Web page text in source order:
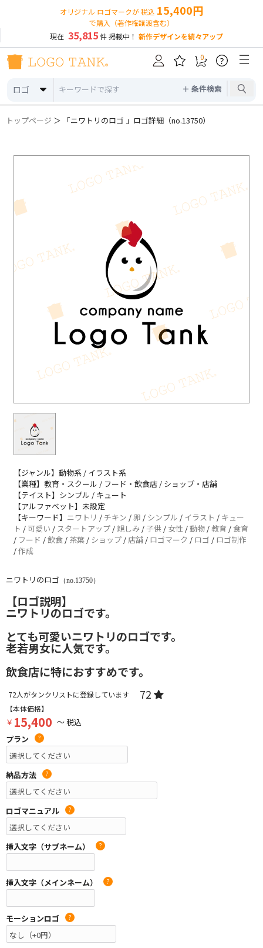
オリジナル ロゴマークが 税込 15,400円
で購入（著作権譲渡含む）
現在 35,815件 掲載中！ 新作デザインを続々アップ
ロゴ ＋ 条件検索
0 ?
トップページ ＞ 「ニワトリのロゴ 」ロゴ詳細（no.13750）
【ジャンル】動物系 / イラスト系
【業種】教育・スクール / フード・飲食店 / ショップ・店舗
【テイスト】シンプル / キュート
【アルファベット】未設定
【キーワード】 ニワトリ / チキン /卵 / シンプル / イラスト / キュー
ト / 可愛い / スタートアップ /親しみ /子供 / 女性 /動物 / 教育 /食育
/ フード /飲食 / 茶葉 / ショップ / 店舗 / ロゴマーク / ロゴ / ロゴ制作
/作成
ニワトリのロゴ （no.13750）
【ロゴ説明】
ニワトリのロゴです。
とても可愛いニワトリのロゴです。
老若男女に人気です。
飲食店に特におすすめです。
72人がタンクリストに登録しています 72
【本体価格】
￥ 15,400 ～ 税込
プラン
?
納品方法 ?
ロゴマニュアル ?
挿入文字（サブネーム） ?
挿入文字（メインネーム） ?
モーションロゴ ?